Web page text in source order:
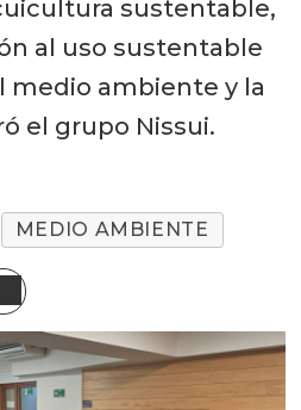
sustentable,
al uso sustentable
medio ambiente y la
el grupo Nissui.
MEDIO AMBIENTE